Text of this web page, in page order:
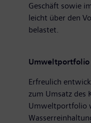
Geschäft sowie
leicht über den
belastet.
Umweltportfolio
Erfreulich
zum Umsatz des
Umweltportfolio